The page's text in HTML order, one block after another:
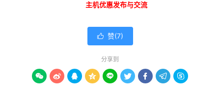
主机优惠发布与交流
 赞(7)
分享到
        